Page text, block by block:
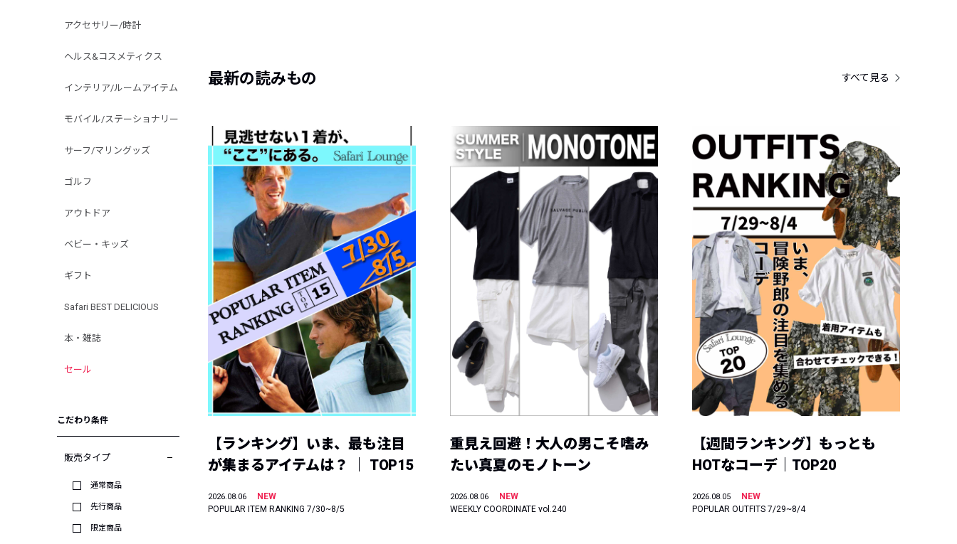
アクセサリー/時計
ヘルス&コスメティクス
インテリア/ルームアイテム
モバイル/ステーショナリー
サーフ/マリングッズ
ゴルフ
アウトドア
ベビー・キッズ
ギフト
Safari BEST DELICIOUS
本・雑誌
セール
こだわり条件
販売タイプ
通常商品
先行商品
限定商品
最新の読みもの すべて見る
【ランキング】いま、最も注目
が集まるアイテムは？ ｜ TOP15
2026.08.06
NEW
POPULAR ITEM RANKING 7/30~8/5
重見え回避！大人の男こそ嗜み
たい真夏のモノトーン
2026.08.06
NEW
WEEKLY COORDINATE vol.240
【週間ランキング】もっとも
HOTなコーデ｜TOP20
2026.08.05
NEW
POPULAR OUTFITS 7/29~8/4